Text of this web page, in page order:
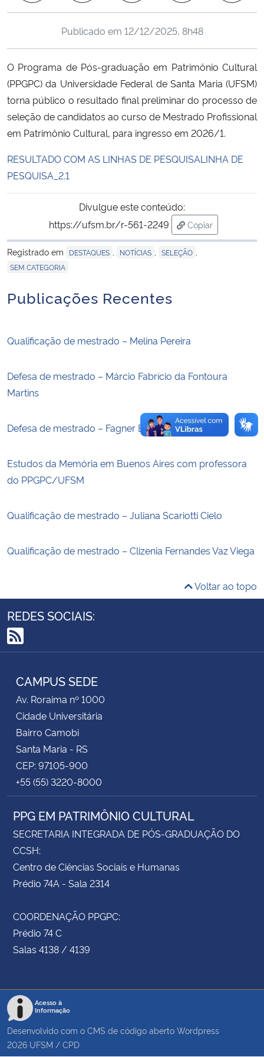
Ministério de Minas e Energia
Ministério da Ciência, Tecnologia, Inovações e Comunicações
Ministério do Meio Ambiente
Ministério do Turismo
Controladoria-Geral da União
Ministério da Mulher, da Família e dos Direitos Humanos
Secretaria-Geral
Publicado em 12/12/2025, 8h48
O Programa de Pós-graduação em Patrimônio Cultural
(PPGPC) da Universidade Federal de Santa Maria (UFSM)
torna público o resultado final preliminar do processo de
seleção de candidatos ao curso de Mestrado Profissional
em Patrimônio Cultural, para ingresso em 2026/1.
RESULTADO COM AS LINHAS DE PESQUISALINHA DE
PESQUISA_2.1
Divulgue este conteúdo:
https://ufsm.br/r-561-2249
Copiar
para área de
Registrado em
DESTAQUES NOTÍCIAS SELEÇÃO
SEM CATEGORIA
Publicações Recentes
Qualificação de mestrado – Melina Pereira
Defesa de mestrado – Márcio Fabrício da Fontoura
Martins
Defesa de mestrado – Fagner Bicca dos Santos
Estudos da Memória em Buenos Aires com professora
do PPGPC/UFSM
Qualificação de mestrado – Juliana Scariotti Cielo
Qualificação de mestrado – Clizenia Fernandes Vaz Viega
Voltar ao topo
REDES SOCIAIS:
RSS
CAMPUS SEDE
Av. Roraima nº 1000
Cidade Universitária
Bairro Camobi
Santa Maria - RS
CEP: 97105-900
+55 (55) 3220-8000
PPG EM PATRIMÔNIO CULTURAL
SECRETARIA INTEGRADA DE PÓS-GRADUAÇÃO DO
CCSH:
Centro de Ciências Sociais e Humanas
Prédio 74A - Sala 2314
COORDENAÇÃO PPGPC:
Prédio 74 C
Salas 4138 / 4139
Acesso à
Informação
Desenvolvido com o CMS de código aberto Wordpress
2026 UFSM / CPD